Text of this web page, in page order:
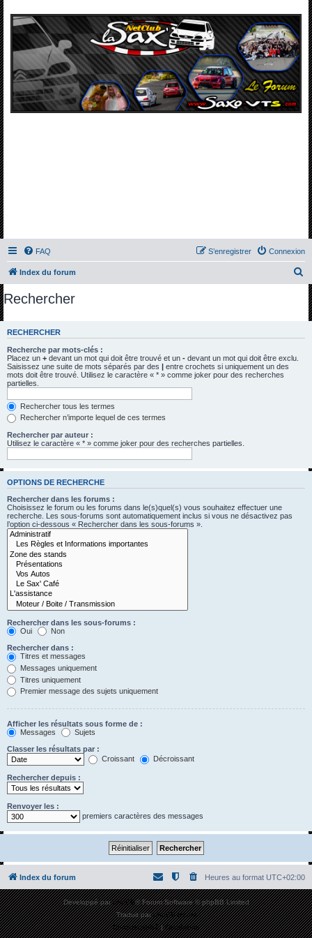
FAQ Connexion
S’enregistrer
Index du forum
e
Rechercher
RECHERCHER
Recherche par mots-clés :
Placez un + devant un mot qui doit être trouvé et un - devant un mot qui doit être exclu.
Saisissez une suite de mots séparés par des | entre crochets si uniquement un des
mots doit être trouvé. Utilisez le caractère « * » comme joker pour des recherches
partielles.
Rechercher tous les termes
Rechercher n’importe lequel de ces termes
Rechercher par auteur :
Utilisez le caractère « * » comme joker pour des recherches partielles.
OPTIONS DE RECHERCHE
Rechercher dans les forums :
Choisissez le forum ou les forums dans le(s)quel(s) vous souhaitez effectuer une
recherche. Les sous-forums sont automatiquement inclus si vous ne désactivez pas
l’option ci-dessous « Rechercher dans les sous-forums ».
Rechercher dans les sous-forums :
Oui
Non
Rechercher dans :
Titres et messages
Messages uniquement
Titres uniquement
Premier message des sujets uniquement
Afficher les résultats sous forme de :
Messages
Sujets
Classer les résultats par :
Croissant
Décroissant
Rechercher depuis :
Renvoyer les :
premiers caractères des messages
Index du forum Heures au format UTC+02:00
Développé parphpBB® Forum Software © phpBB Limited
Traduit parphpBB-fr.com
Confidentialité|Conditions